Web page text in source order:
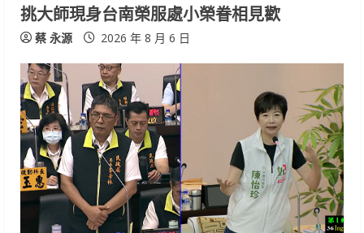
挑大師現身台南榮服處小榮眷相見歡
蔡 永源 2026 年 8 月 6 日